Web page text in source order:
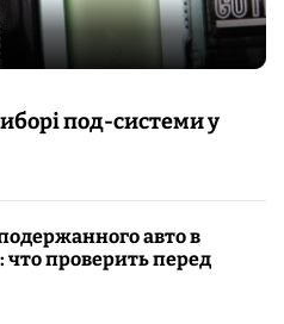
под-системи у
авто в
что проверить перед